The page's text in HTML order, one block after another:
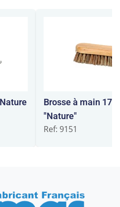
Brosse à main 17
"Nature"
Ref: 9151